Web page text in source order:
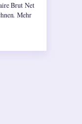
Welt der
ist die
heute